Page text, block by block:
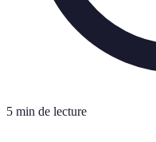
5 min de lecture